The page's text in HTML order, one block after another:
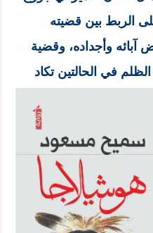
الربط بين قضيته
وأجداده، وقضية
في الحالتين تكاد